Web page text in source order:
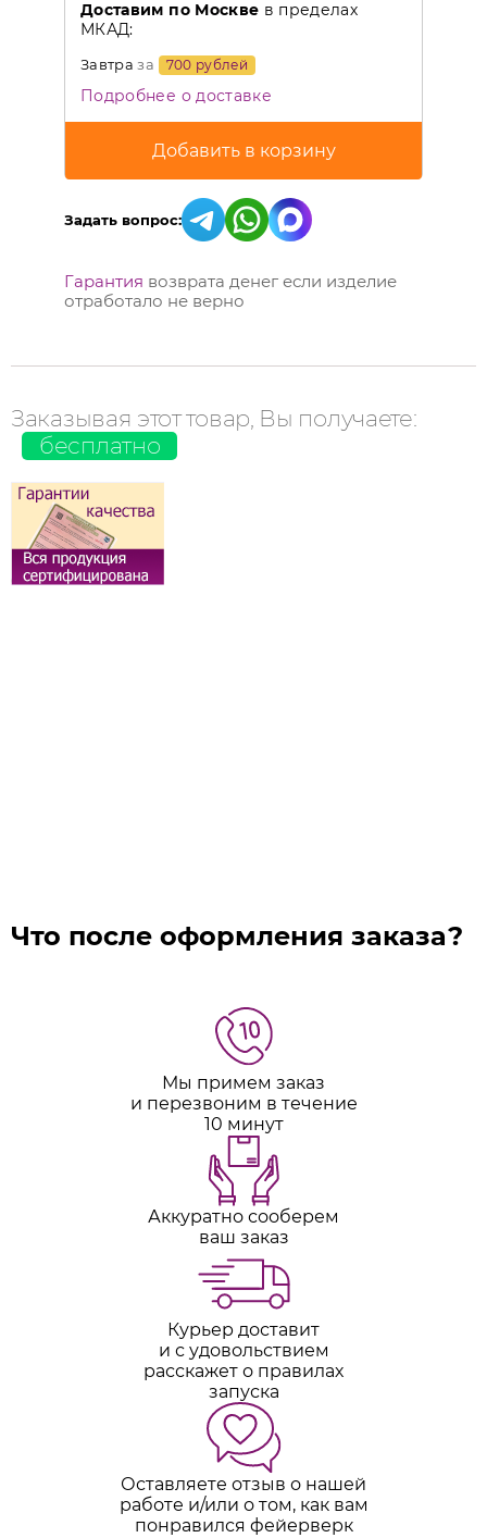
Доставим по Москве в пределах
МКАД:
Завтраза 700 рублей
Подробнее о доставке
Задать вопрос:
Гарантия возврата денег если изделие
отработало не верно
Заказывая этот товар, Вы получаете:
бесплатно
Что после оформления заказа?
Мы примем заказ
и перезвоним в течение
10 минут
Аккуратно сооберем
ваш заказ
Курьер доставит
и с удовольствием
расскажет о правилах
запуска
Оставляете отзыв о нашей
работе и/или о том, как вам
понравился фейерверк